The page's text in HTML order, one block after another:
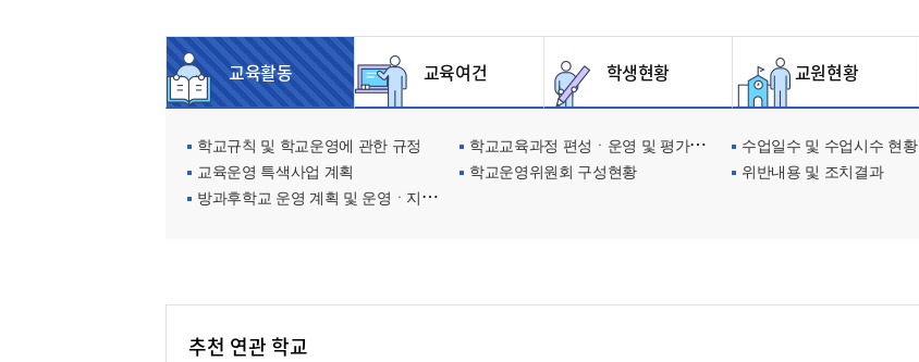
교육활동 교육여건 학생현황 교원현황
학교규칙 및 학교운영에 관한 규정 학교교육과정 편성ㆍ운영 및 평가에 관한 사항 수업일수 및 수업시수 현황
교육운영 특색사업 계획
학교운영위원회 구성현황 위반내용 및 조치결과
방과후학교 운영 계획 및 운영ㆍ지원현황
추천 연관 학교